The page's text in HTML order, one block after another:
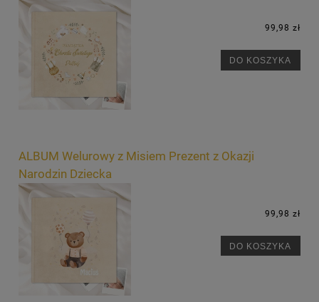
99,98 zł
DO KOSZYKA
ALBUM Welurowy z Misiem Prezent z Okazji
Narodzin Dziecka
99,98 zł
DO KOSZYKA